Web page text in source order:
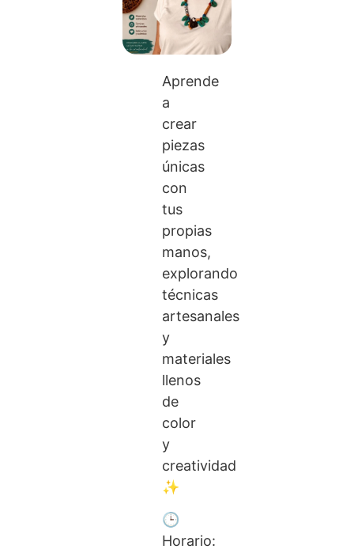
Aprende
a
crear
piezas
únicas
con
tus
propias
manos,
explorando
técnicas
artesanales
y
materiales
llenos
de
color
y
creatividad
✨
🕒
Horario: